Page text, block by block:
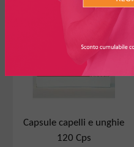
Capsule capelli e unghie
120 Cps